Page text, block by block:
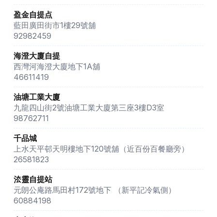
盈金自提点
藍田廣田街市1樓29號舖
92982459
海澄大廈自提
西灣河海澄大廈地下1A舖
46611419
油塘工業大廈
九龍四山街2號油塘工業大廈第三座3樓D3室
98762711
千品城
上水天平邨天明樓地下120號舖（近百份百餐廳旁）
26581823
㳒靈自提站
元朗公庵路馬田村172號地下 （新平記冷氣側）
60884198